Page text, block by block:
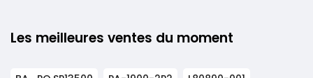
Les meilleures ventes du moment